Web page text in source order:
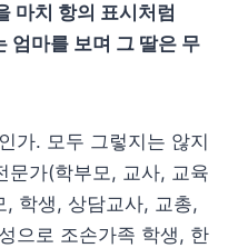
마치 항의 표시처럼
엄마를 보며 그 딸은 무
가. 모두 그렇지는 않지
문가(학부모, 교사, 교육
학생, 상담교사, 교총,
으로 조손가족 학생, 한